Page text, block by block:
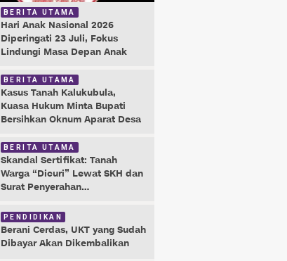
BERITA UTAMA
Hari Anak Nasional 2026
Diperingati 23 Juli, Fokus
Lindungi Masa Depan Anak
BERITA UTAMA
Kasus Tanah Kalukubula,
Kuasa Hukum Minta Bupati
Bersihkan Oknum Aparat Desa
BERITA UTAMA
Skandal Sertifikat: Tanah
Warga “Dicuri” Lewat SKH dan
Surat Penyerahan
PENDIDIKAN
Berani Cerdas, UKT yang Sudah
Dibayar Akan Dikembalikan